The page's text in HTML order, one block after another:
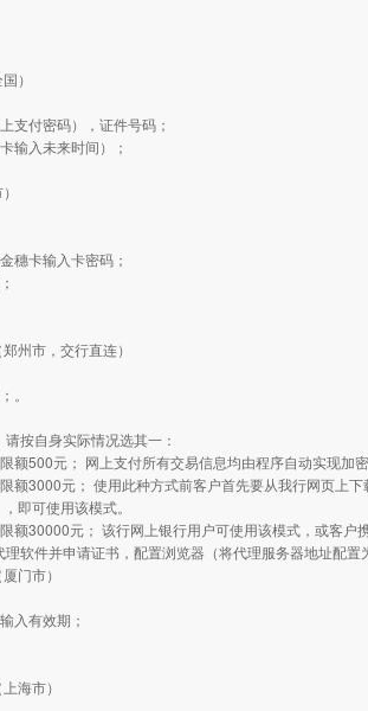
）
支付密码），证件号码；
输入未来时间）；
穗卡输入卡密码；
州市，交行直连）
。
按自身实际情况选其一：
额500元； 网上支付所有交易信息均由程序自动实现加
额3000元； 使用此种方式前客户首先要从我行网页上
即可使用该模式。
额30000元； 该行网上银行用户可使用该模式，或客
理软件并申请证书，配置浏览器（将代理服务器地址配
门市）
入有效期；
海市）